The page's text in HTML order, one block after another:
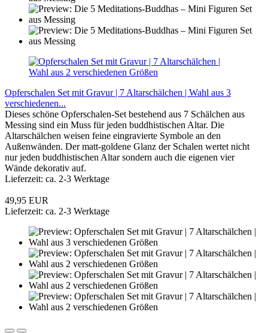
Opferschalen Set mit Gravur | 7 Altarschälchen | Wahl aus 3
verschiedenen...
Dieses schöne Opferschalen-Set bestehend aus 7 Schälchen aus
Messing sind ein Muss für jeden buddhistischen Altar. Die
Altarschälchen weisen feine eingravierte Symbole an den
Außenwänden. Der matt-goldene Glanz der Schalen wertet nicht
nur jeden buddhistischen Altar sondern auch die eigenen vier
Wände dekorativ auf.
Lieferzeit: ca. 2-3 Werktage
49,95 EUR
Lieferzeit: ca. 2-3 Werktage